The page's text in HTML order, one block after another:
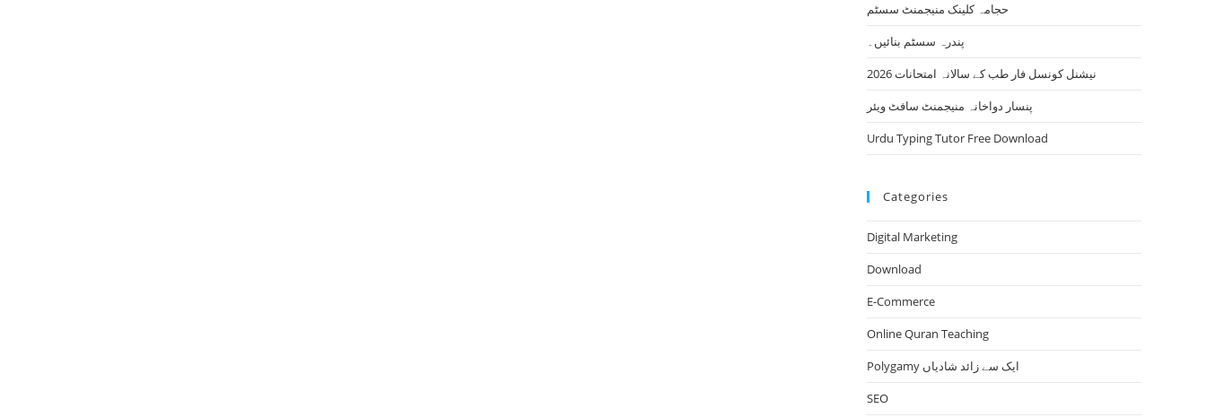
حجامہ کلینک منیجمنٹ سسٹم
پندرہ سسٹم بنائیں۔
نیشنل کونسل فار طب کے سالانہ امتحانات 2026
پنسار دواخانہ منیجمنٹ سافٹ ویئر
Urdu Typing Tutor Free Download
Categories
Digital Marketing
Download
E-Commerce
Online Quran Teaching
Polygamy ایک سے زائد شادیاں
SEO